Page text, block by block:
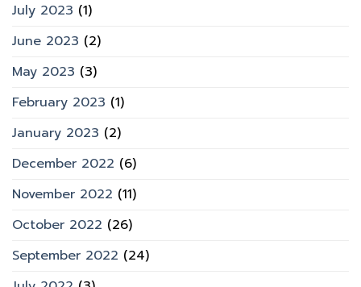
July 2023 (1)
June 2023 (2)
May 2023 (3)
February 2023 (1)
January 2023 (2)
December 2022 (6)
November 2022 (11)
October 2022 (26)
September 2022 (24)